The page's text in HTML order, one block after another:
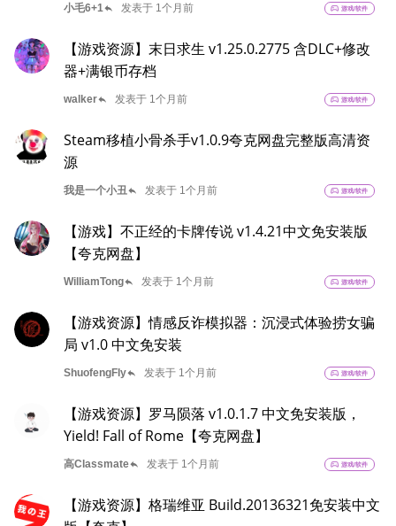
小毛6+1reply 发表于 1个月前 sports_esports 游戏/软件
【游戏资源】末日求生 v1.25.0.2775 含DLC+修改
器+满银币存档
walkerreply 发表于 1个月前 sports_esports 游戏/软件
Steam移植小骨杀手v1.0.9夸克网盘完整版高清资
源
我是一个小丑reply 发表于 1个月前 sports_esports 游戏/软件
【游戏】不正经的卡牌传说 v1.4.21中文免安装版
【夸克网盘】
WilliamTongreply 发表于 1个月前 sports_esports 游戏/软件
【游戏资源】情感反诈模拟器：沉浸式体验捞女骗
局 v1.0 中文免安装
ShuofengFlyreply 发表于 1个月前 sports_esports 游戏/软件
【游戏资源】罗马陨落 v1.0.1.7 中文免安装版，
Yield! Fall of Rome【夸克网盘】
高Classmatereply 发表于 1个月前 sports_esports 游戏/软件
【游戏资源】格瑞维亚 Build.20136321免安装中文